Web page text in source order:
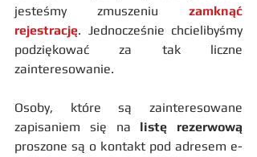
jesteśmy zmuszeniu zamknąć
rejestrację. Jednocześnie chcielibyśmy
podziękować za tak liczne
zainteresowanie.
Osoby, które są zainteresowane
zapisaniem się na listę rezerwową
proszone są o kontakt pod adresem e-